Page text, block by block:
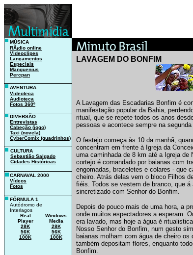
MÚSICA
RÃ¡dio online
Videoclipes
Lançamentos
Especiais
Manguenius
Percpan
AVENTURA
Videoteca
Audioteca
Fotos 360º
DIVERSÃO
Entrevistas
Cabeção (jogo)
Taxi (novela)
CyberComix (quadrinhos)
CULTURA
Sebastião Salgado
Cidades Históricas
CARNAVAL 2000
Vídeos
Fotos
FÓRMULA 1
Autódromo de
Interlagos
Real
Player
Windows
Media
28K
28K
56K
56K
100K
100K
LAVAGEM DO BONFIM
A Lavagem das Escadarias Bonfim é
manifestação popular da Bahia,
ritual, que se repete todos os anos
pessoas e acontece sempre na
O festejo começa às 10 da manhã,
concentram em frente à Igreja da
uma caminhada de 8 km até a Igreja de
cortejo é comandado por baianas com
engomadas, braceletes e colares - que
cheiro. Atrás delas vem o bloco Filhos
fiéis. Todos se vestem de branco, que
sincretizado com Senhor do Bonfim.
Depois de pouco mais de uma hora, a
onde muitos espectadores a esperam.
era lavado, mas hoje a água é
Nosso Senhor do Bonfim, num gesto
baianas molham com água de cheiro os
também depositam flores, enquanto
Bonfim.